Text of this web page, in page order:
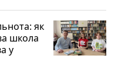
як
школа
у